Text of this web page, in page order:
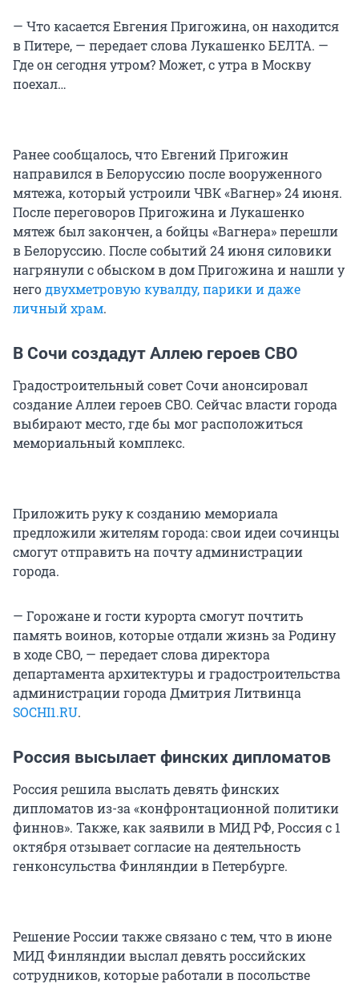
— Что касается Евгения Пригожина, он находится
в Питере, — передает слова Лукашенко БЕЛТА. —
Где он сегодня утром? Может, с утра в Москву
поехал…
Ранее сообщалось, что Евгений Пригожин
направился в Белоруссию после вооруженного
мятежа, который устроили ЧВК «Вагнер» 24 июня.
После переговоров Пригожина и Лукашенко
мятеж был закончен, а бойцы «Вагнера» перешли
в Белоруссию. После событий 24 июня силовики
нагрянули с обыском в дом Пригожина и нашли у
негодвухметровую кувалду, парики и даже
личный храм.
В Сочи создадут Аллею героев СВО
Градостроительный совет Сочи анонсировал
создание Аллеи героев СВО. Сейчас власти города
выбирают место, где бы мог расположиться
мемориальный комплекс.
Приложить руку к созданию мемориала
предложили жителям города: свои идеи сочинцы
смогут отправить на почту администрации
города.
— Горожане и гости курорта смогут почтить
память воинов, которые отдали жизнь за Родину
в ходе СВО, — передает слова директора
департамента архитектуры и градостроительства
администрации города Дмитрия Литвинца
SOCHI1.RU.
Россия высылает финских дипломатов
Россия решила выслать девять финских
дипломатов из-за «конфронтационной политики
финнов». Также, как заявили в МИД РФ, Россия с 1
октября отзывает согласие на деятельность
генконсульства Финляндии в Петербурге.
Решение России также связано с тем, что в июне
МИД Финляндии выслал девять российских
сотрудников, которые работали в посольстве